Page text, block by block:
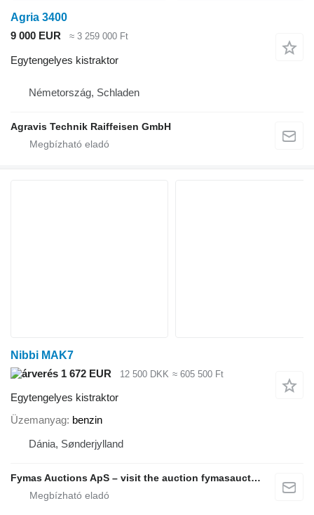
Agria 3400
9 000 EUR
≈ 3 259 000 Ft
Egytengelyes kistraktor
Németország, Schladen
Agravis Technik Raiffeisen GmbH
Nibbi MAK7
1 672 EUR
12 500 DKK ≈ 605 500 Ft
Egytengelyes kistraktor
Üzemanyag benzin
Dánia, Sønderjylland
Fymas Auctions ApS – visit the auction fymasauctions.dk